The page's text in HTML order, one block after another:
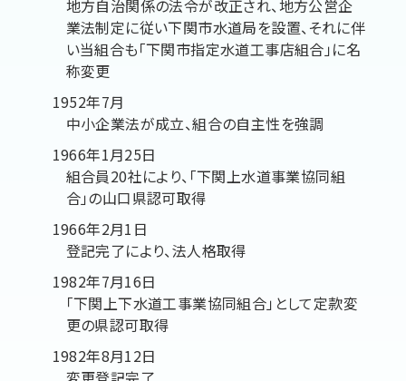
地方自治関係の法令が改正され、地方公営企
業法制定に従い下関市水道局を設置、それに伴
い当組合も「下関市指定水道工事店組合」に名
称変更
1952年7月
中小企業法が成立、組合の自主性を強調
1966年1月25日
組合員20社により、「下関上水道事業協同組
合」の山口県認可取得
1966年2月1日
登記完了により、法人格取得
1982年7月16日
「下関上下水道工事業協同組合」として定款変
更の県認可取得
1982年8月12日